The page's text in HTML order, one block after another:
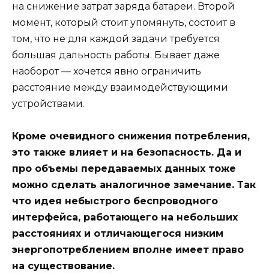
на снижение затрат заряда батареи. Второй
момент, который стоит упомянуть, состоит в
том, что не для каждой задачи требуется
большая дальность работы. Бывает даже
наоборот — хочется явно ограничить
расстояние между взаимодействующими
устройствами.
Кроме очевидного снижения потребления,
это также влияет и на безопасность. Да и
про объемы передаваемых данных тоже
можно сделать аналогичное замечание. Так
что идея небыстрого беспроводного
интерфейса, работающего на небольших
расстояниях и отличающегося низким
энергопотреблением вполне имеет право
на существование.